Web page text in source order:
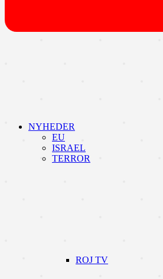
NYHEDER
EU
ISRAEL
TERROR
ROJ TV